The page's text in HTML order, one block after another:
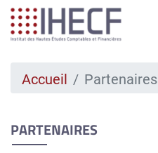
Aller
au
contenu
Accueil Partenaires
PARTENAIRES